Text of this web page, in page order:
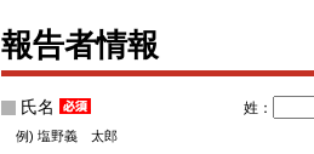
報告者情報
氏名
例) 塩野義 太郎
姓：